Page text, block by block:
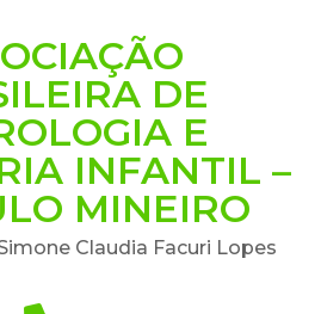
DE
E
INFANTIL –
MINEIRO
Claudia Facuri Lopes